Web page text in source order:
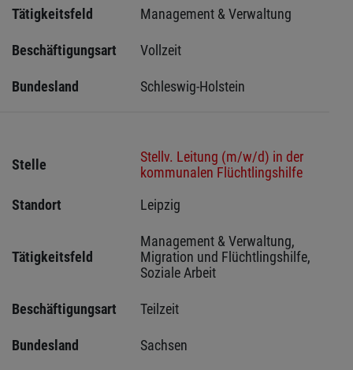
Tätigkeitsfeld Management & Verwaltung
Beschäftigungsart Vollzeit
Bundesland Schleswig-Holstein
Stelle
Stellv. Leitung (m/w/d) in der
kommunalen Flüchtlingshilfe
Standort
Leipzig
Tätigkeitsfeld
Management & Verwaltung,
Migration und Flüchtlingshilfe,
Soziale Arbeit
Beschäftigungsart Teilzeit
Bundesland Sachsen